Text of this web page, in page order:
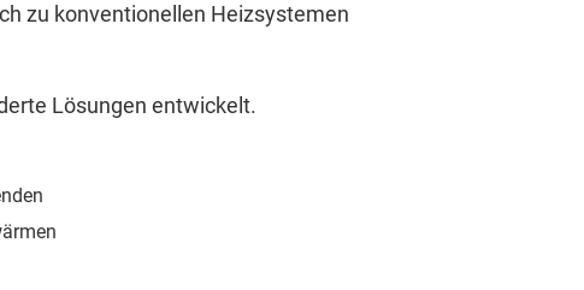
zu konventionellen Heizsystemen
Lösungen entwickelt.